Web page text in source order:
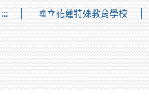
::: 國立花蓮特殊教育學校